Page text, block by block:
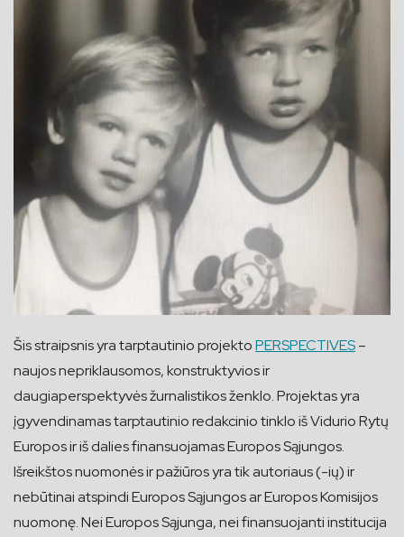
Šis straipsnis yra tarptautinio projektoPERSPECTIVES–
naujos nepriklausomos, konstruktyvios ir
daugiaperspektyvės žurnalistikos ženklo. Projektas yra
įgyvendinamas tarptautinio redakcinio tinklo iš Vidurio Rytų
Europos ir iš dalies finansuojamas Europos Sąjungos.
Išreikštos nuomonės ir pažiūros yra tik autoriaus (-ių) ir
nebūtinai atspindi Europos Sąjungos ar Europos Komisijos
nuomonę. Nei Europos Sąjunga, nei finansuojanti institucija